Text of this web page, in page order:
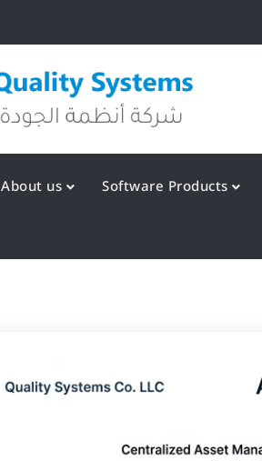
About us Software Products